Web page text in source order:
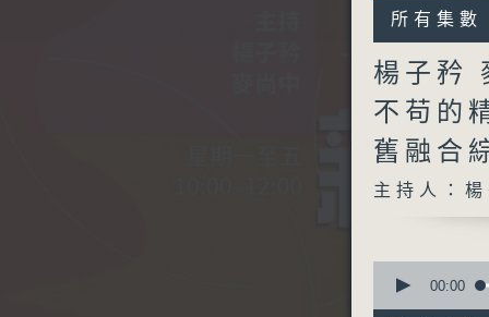
所有集數
楊子矜
不苟的
舊融合
主持人：
seconds
00:00